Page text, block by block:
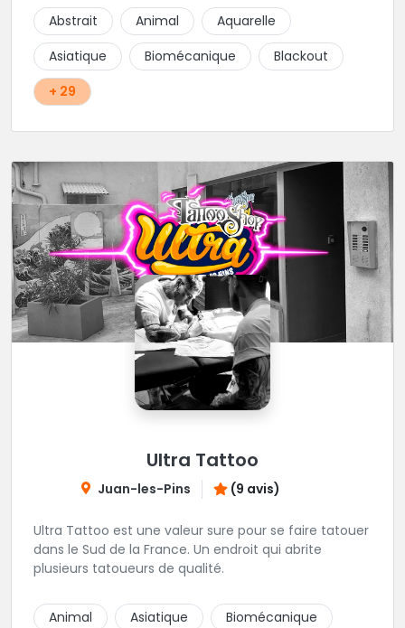
religieux ou du chicanos. Romain son frère sera vous
combler par sa finesse pour des pièces comme le
mandala, l'ornemental ou la calligraphie pour le
bonheur des futurs tatoués. Il y a aussi Léa, Maureen,
Fat, Tom, Sento, Lily, des artistes hors normes. Il n'y a
qu'à regarder les pièces sélectionnées ici pour
Abstrait Animal
Aquarelle
Asiatique
Biomécanique
Blackout
+ 29
Ultra Tattoo
Juan-les-Pins (9 avis)
Ultra Tattoo est une valeur sure pour se faire tatouer
dans le Sud de la France. Un endroit qui abrite
plusieurs tatoueurs de qualité.
Animal Asiatique
Biomécanique